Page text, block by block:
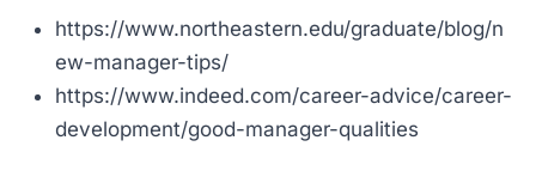
https://www.northeastern.edu/graduate/blog/n
ew-manager-tips/
https://www.indeed.com/career-advice/career-
development/good-manager-qualities